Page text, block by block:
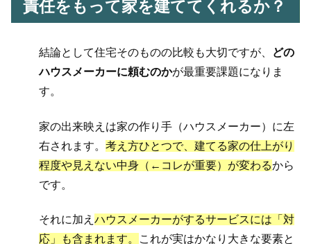
責任をもって家を建ててくれるか？
結論として住宅そのものの比較も大切ですが、
どの
ハウスメーカーに頼むのかが最重要課題になりま
す。
家の出来映えは家の作り手（ハウスメーカー）に左
右されます。 考え方ひとつで、建てる家の仕上がり
程度や見えない中身（←コレが重要）が変わるから
です。
それに加え ハウスメーカーがするサービスには「対
応」も含まれます。
これが実はかなり大きな要素と